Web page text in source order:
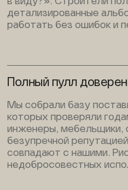
детализированные
работать без ошибок и
Полный пулл
Мы собрали базу
которых проверяли
инженеры, мебельщики,
безупречной
совпадают с нашими.
недобросовестных